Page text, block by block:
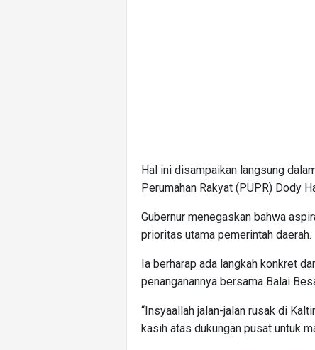
Hal ini disampaikan langsung
Perumahan Rakyat (PUPR) Dody
Gubernur menegaskan bahwa
prioritas utama pemerintah daerah.
Ia berharap ada langkah konkret
penanganannya bersama Balai
“Insyaallah jalan-jalan rusak di
kasih atas dukungan pusat untuk